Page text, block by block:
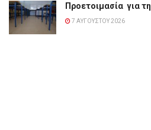
Προετοιμασία για
7 ΑΥΓΟΎΣΤΟΥ 2026